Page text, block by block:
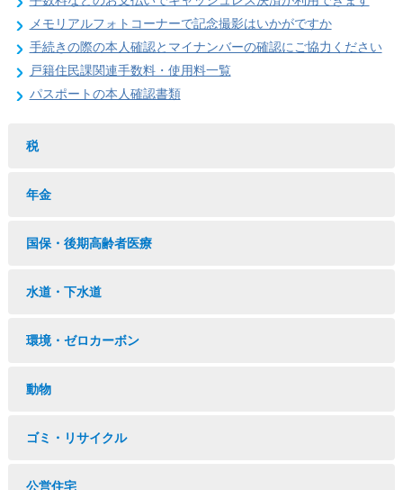
メモリアルフォトコーナーで記念撮影はいかがですか
手続きの際の本人確認とマイナンバーの確認にご協力ください
戸籍住民課関連手数料・使用料一覧
パスポートの本人確認書類
税
年金
国保・後期高齢者医療
水道・下水道
環境・ゼロカーボン
動物
ゴミ・リサイクル
公営住宅